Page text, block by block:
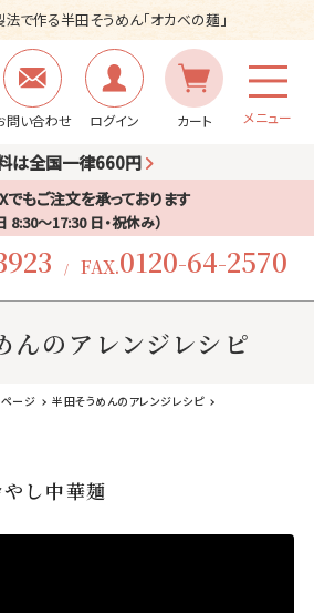
で作る半田そうめん「オカベの麺」
問い合わせ ログイン カート メニュー
は全国一律660円
でもご注文を承っております
8:30〜17:30 日・祝休み）
/ FAX.0120-64-2570
んのアレンジレシピ
ページ
半田そうめんのアレンジレシピ
し中華麺